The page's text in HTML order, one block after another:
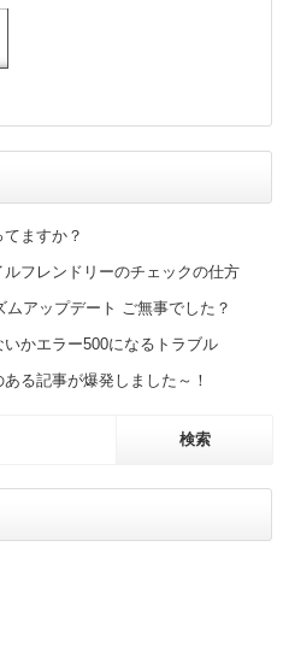
ますか？
フレンドリーのチェックの仕方
アップデート ご無事でした？
かエラー500になるトラブル
る記事が爆発しました～！